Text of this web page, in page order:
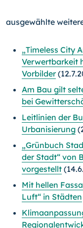
ausgewählte
„Timeless City
Verwertbarkeit
Vorbilder
Am Bau gilt
bei
Leitlinien der
Urbanisierung
„Grünbuch
der Stadt“ von
vorgestellt
Mit hellen
Luft“ in Städten